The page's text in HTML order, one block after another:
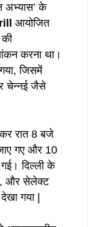
अभ्यास’ के
आयोजित
करना था।
जिसमें
चेन्नई जैसे
रात 8 बजे
गए और 10
दिल्ली के
और सेलेक्ट
गया |